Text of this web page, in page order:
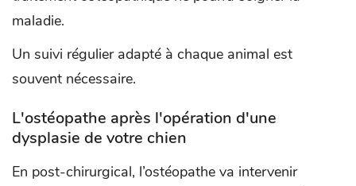
maladie.
Un suivi régulier adapté à chaque animal est
souvent nécessaire.
L'ostéopathe après l'opération d'une
dysplasie de votre chien
En post-chirurgical, l’ostéopathe va intervenir